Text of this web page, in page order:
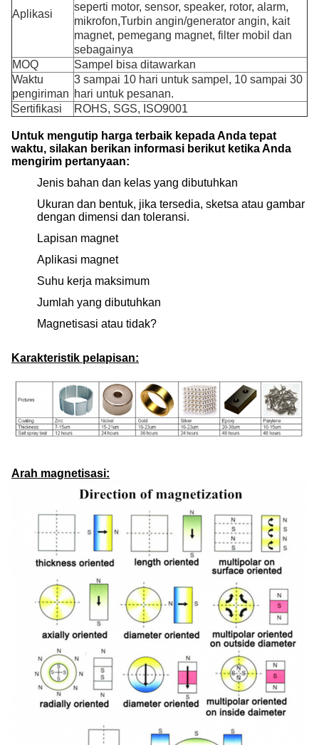
Aplikasi
seperti motor, sensor, speaker, rotor, alarm,
mikrofon,Turbin angin/generator angin, kait
magnet, pemegang magnet, filter mobil dan
sebagainya
MOQ
Sampel bisa ditawarkan
Waktu
pengiriman
3 sampai 10 hari untuk sampel, 10 sampai 30
hari untuk pesanan.
Sertifikasi
ROHS, SGS, ISO9001
Untuk mengutip harga terbaik kepada Anda tepat
waktu, silakan berikan informasi berikut ketika Anda
mengirim pertanyaan:
Jenis bahan dan kelas yang dibutuhkan
Ukuran dan bentuk, jika tersedia, sketsa atau gambar
dengan dimensi dan toleransi.
Lapisan magnet
Aplikasi magnet
Suhu kerja maksimum
Jumlah yang dibutuhkan
Magnetisasi atau tidak?
Karakteristik pelapisan:
Arah magnetisasi: